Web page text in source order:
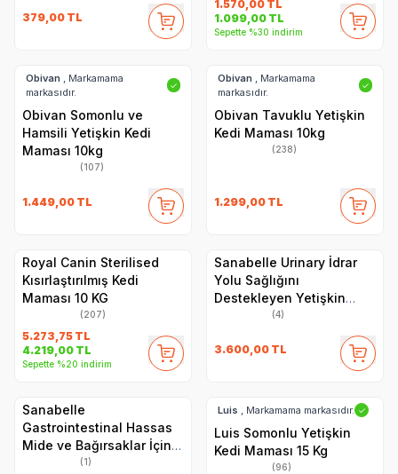
379,00 TL
1.570,00 TL
1.099,00 TL
Sepette %30 indirim
Obivan , Markamama
markasıdır.
✓
Obivan Somonlu ve
Hamsili Yetişkin Kedi
Maması 10kg
(107)
1.449,00 TL
Obivan , Markamama
markasıdır.
✓
Obivan Tavuklu Yetişkin
Kedi Maması 10kg
(238)
1.299,00 TL
Royal Canin Sterilised
Kısırlaştırılmış Kedi
Maması 10 KG
(207)
5.273,75 TL
4.219,00 TL
Sepette %20 indirim
Sanabelle Urinary İdrar
Yolu Sağlığını
Destekleyen Yetişkin
Kuru Kedi Maması 8 Kg
(4)
3.600,00 TL
Sanabelle
Gastrointestinal Hassas
Mide ve Bağırsaklar İçin
Özel Formül Kedi Maması
(1)
Luis , Markamama markasıdır. ✓
Luis Somonlu Yetişkin
Kedi Maması 15 Kg
(96)